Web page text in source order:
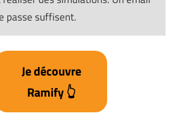
passe suffisent.
Je découvre
Ramify👆